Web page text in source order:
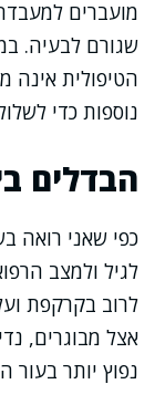
מועברים
שגורם לבעיה.
הטיפולית אינה
נוספות כדי
הבדלים
כפי שאני רואה
לגיל ולמצב
לרוב בקרקפת
אצל מבוגרים,
נפוץ יותר בעור